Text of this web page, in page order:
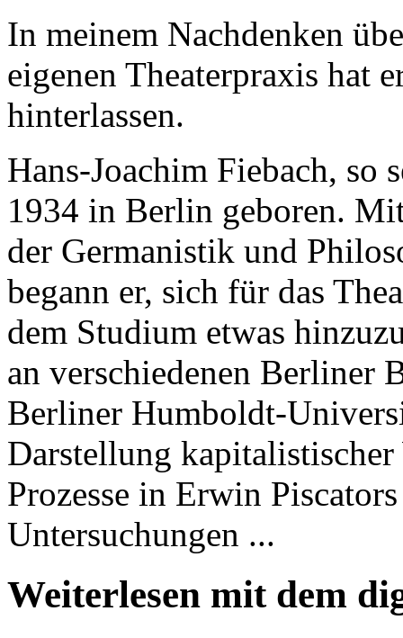
In meinem Nachdenken
eigenen Theaterpraxis hat
hinterlassen.
Hans-Joachim Fiebach, so
1934 in Berlin geboren.
der Germanistik und
begann er, sich für das
dem Studium etwas
an verschiedenen Berliner
Berliner Humboldt-
Darstellung
Prozesse in Erwin
Untersuchungen ...
Weiterlesen mit dem